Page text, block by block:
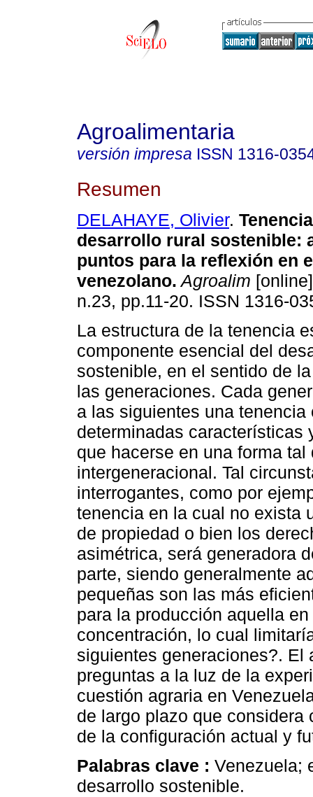
Agroalimentaria
versión impresa ISSN 1316-
Resumen
DELAHAYE, Olivier.
desarrollo rural sostenible:
puntos para la reflexión en
venezolano. Agroalim
n.23, pp.11-20. ISSN 1316-
La estructura de la tenencia
componente esencial del
sostenible, en el sentido de
las generaciones. Cada
a las siguientes una tenencia
determinadas características
que hacerse en una forma
intergeneracional. Tal
interrogantes, como por
tenencia en la cual no exista
de propiedad o bien los
asimétrica, será generadora
parte, siendo generalmente
pequeñas son las más
para la producción aquella
concentración, lo cual
siguientes generaciones?. El
preguntas a la luz de la
cuestión agraria en
de largo plazo que
de la configuración actual y
Palabras clave : Venezuela;
desarrollo sostenible.